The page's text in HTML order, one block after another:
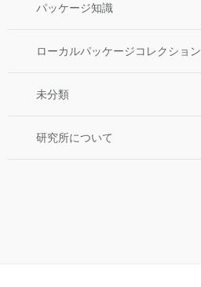
パッケージ知識
ローカルパッケージコレクション
未分類
研究所について